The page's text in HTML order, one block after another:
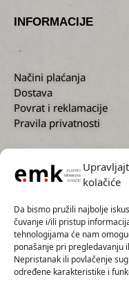
kolačiće
Da bismo pružili najbolje
čuvanje i/ili pristup
tehnologijama će nam
ponašanje pri pregledavanju
Nepristanak ili povlačenje
određene karakteristike i
INFORMACIJE
Načini plaćanja
Dostava
Povrat i reklamacije
Pravila privatnosti
KORISNIČKA
+385 1 2300 727
+385 91 5593 136